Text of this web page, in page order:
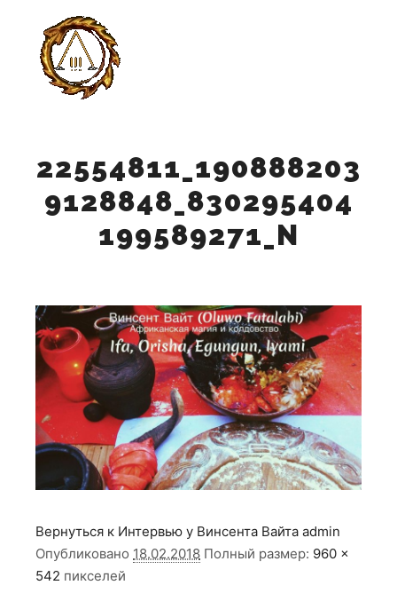
22554811_190888203
9128848_830295404
199589271_N
Вернуться к Интервью у Винсента Вайта admin
Опубликовано 18.02.2018 Полный размер: 960 ×
542 пикселей